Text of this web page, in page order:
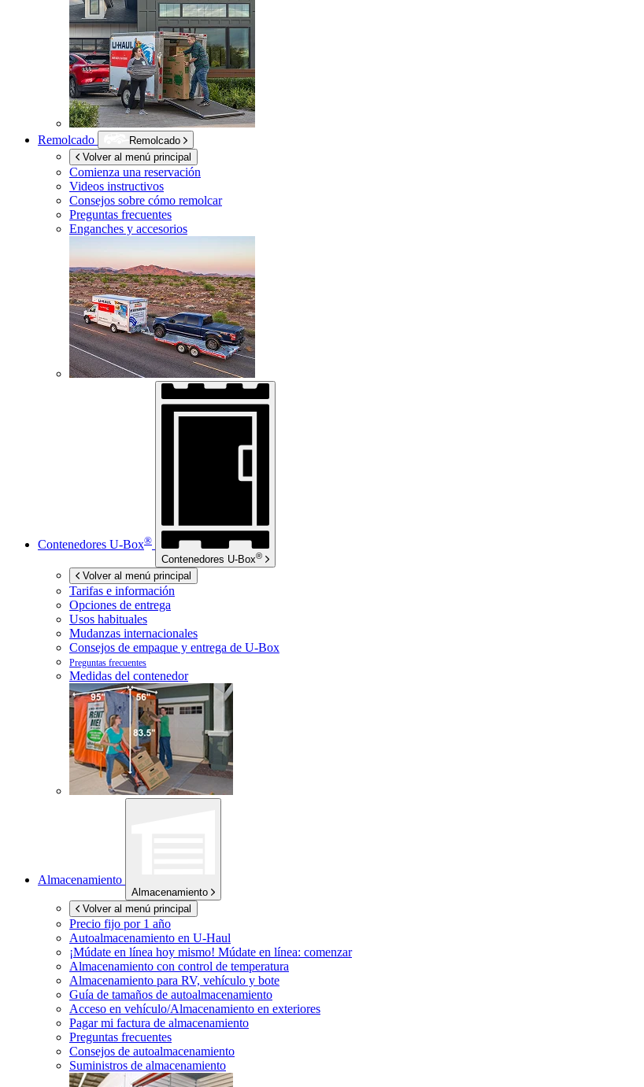
Remolcado
Remolcado
Volver al menú principal
Comienza una reservación
Videos instructivos
Consejos sobre cómo remolcar
Preguntas frecuentes
Enganches y accesorios
Contenedores U-Box®
Contenedores U-Box®
Volver al menú principal
Tarifas e información
Opciones de entrega
Usos habituales
Mudanzas internacionales
Consejos de empaque y entrega de U-Box
Preguntas frecuentes
Medidas del contenedor
Almacenamiento
Almacenamiento
Volver al menú principal
Precio fijo por 1 año
Autoalmacenamiento en U-Haul
¡Múdate en línea hoy mismo! Múdate en línea: comenzar
Almacenamiento con control de temperatura
Almacenamiento para RV, vehículo y bote
Guía de tamaños de autoalmacenamiento
Acceso en vehículo/Almacenamiento en exteriores
Pagar mi factura de almacenamiento
Preguntas frecuentes
Consejos de autoalmacenamiento
Suministros de almacenamiento